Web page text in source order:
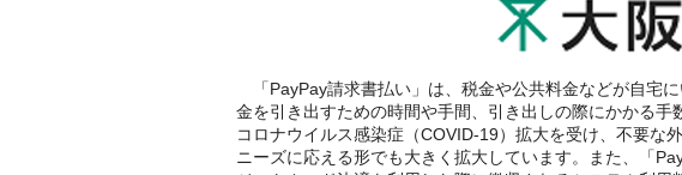
「PayPay請求書払い」は、税金や公共料金などが自宅
金を引き出すための時間や手間、引き出しの際にかかる
コロナウイルス感染症（COVID-19）拡大を受け、不要な
ニーズに応える形でも大きく拡大しています。また、「